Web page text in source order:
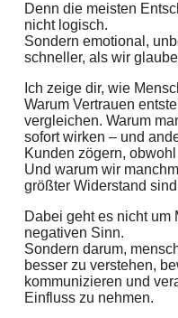
Denn die meisten
nicht logisch.
Sondern emotional,
schneller, als wir
Ich zeige dir, wie
Warum Vertrauen
vergleichen. Warum
sofort wirken – und
Kunden zögern,
Und warum wir
größter Widerstand
Dabei geht es nicht um
negativen Sinn.
Sondern darum,
besser zu verstehen,
kommunizieren und
Einfluss zu nehmen.